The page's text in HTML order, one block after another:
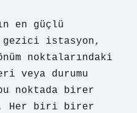
en güçlü
gezici istasyon,
noktalarındaki
veya durumu
noktada birer
Her biri birer